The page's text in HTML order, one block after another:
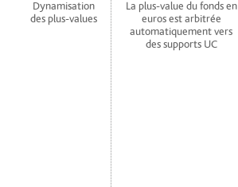
Dynamisation
des plus-values
La plus-value du fonds en
euros est arbitrée
automatiquement vers
des supports UC